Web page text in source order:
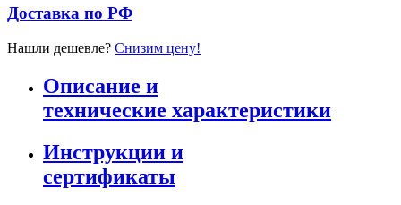
Доставка по РФ
Нашли дешевле? Снизим цену!
Описание и
технические характеристики
Инструкции и
сертификаты